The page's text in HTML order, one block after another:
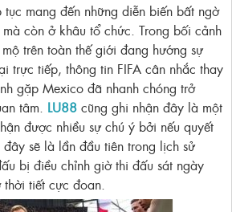
mang đến những diễn biến bất ngờ
còn ở khâu tổ chức. Trong bối cảnh
trên toàn thế giới đang hướng sự
trực tiếp, thông tin FIFA cân nhắc thay
gặp Mexico đã nhanh chóng trở
tâm. LU88 cũng ghi nhận đây là một
được nhiều sự chú ý bởi nếu quyết
sẽ là lần đầu tiên trong lịch sử
bị điều chỉnh giờ thi đấu sát ngày
tiết cực đoan.